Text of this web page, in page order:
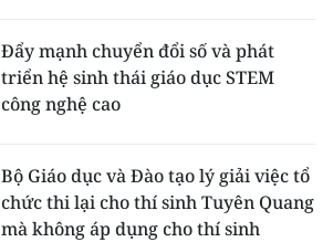
Đẩy mạnh chuyển đổi số và phát
triển hệ sinh thái giáo dục STEM
công nghệ cao
Bộ Giáo dục và Đào tạo lý giải việc tổ
chức thi lại cho thí sinh Tuyên Quang
mà không áp dụng cho thí sinh